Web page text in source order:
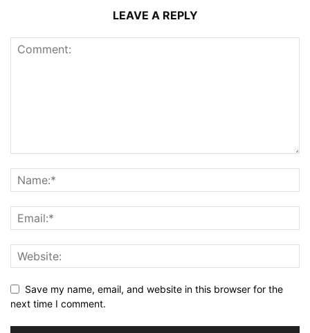
LEAVE A REPLY
Save my name, email, and website in this browser for the
next time I comment.